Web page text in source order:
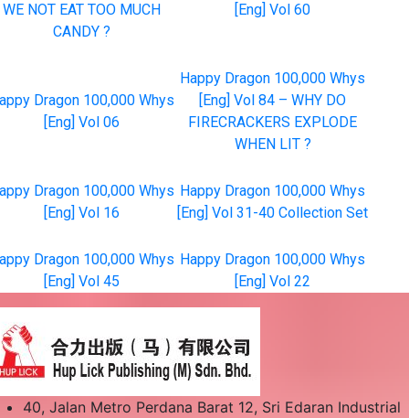
WE NOT EAT TOO MUCH
CANDY ?
[Eng] Vol 60
Dragon 100,000 Whys
[Eng] Vol 06
Happy Dragon 100,000 Whys
[Eng] Vol 84 – WHY DO
FIRECRACKERS EXPLODE
WHEN LIT ?
Dragon 100,000 Whys
[Eng] Vol 16
Happy Dragon 100,000 Whys
[Eng] Vol 31-40 Collection Set
Dragon 100,000 Whys
[Eng] Vol 45
Happy Dragon 100,000 Whys
[Eng] Vol 22
40, Jalan Metro Perdana Barat 12, Sri Edaran Industrial